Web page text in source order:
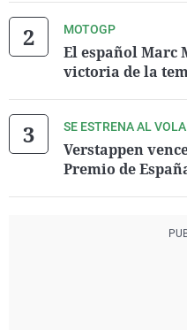
MOTOGP
El español Marc
victoria de la
SE ESTRENA AL
Verstappen
Premio de